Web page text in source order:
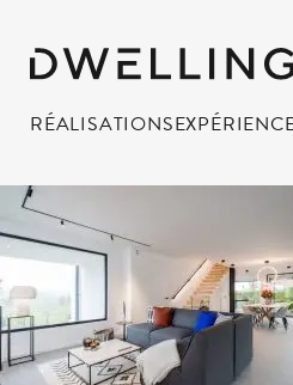
RÉALISATIONS